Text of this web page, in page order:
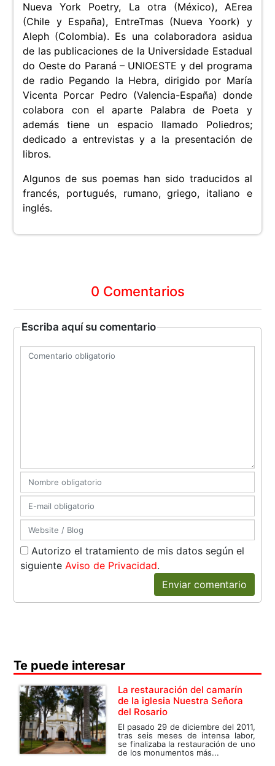
Nueva York Poetry, La otra (México), AErea
(Chile y España), EntreTmas (Nueva Yoork) y
Aleph (Colombia). Es una colaboradora asidua
de las publicaciones de la Universidade Estadual
do Oeste do Paraná – UNIOESTE y del programa
de radio Pegando la Hebra, dirigido por María
Vicenta Porcar Pedro (Valencia-España) donde
colabora con el aparte Palabra de Poeta y
además tiene un espacio llamado Poliedros;
dedicado a entrevistas y a la presentación de
libros.
Algunos de sus poemas han sido traducidos al
francés, portugués, rumano, griego, italiano e
inglés.
0 Comentarios
Escriba aquí su comentario
Autorizo el tratamiento de mis datos según el
siguienteAviso de Privacidad.
Enviar comentario
Te puede interesar
La restauración del camarín
de la iglesia Nuestra Señora
del Rosario
El pasado 29 de diciembre del 2011,
tras seis meses de intensa labor,
se finalizaba la restauración de uno
de los monumentos más...